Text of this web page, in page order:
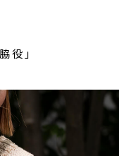
役」